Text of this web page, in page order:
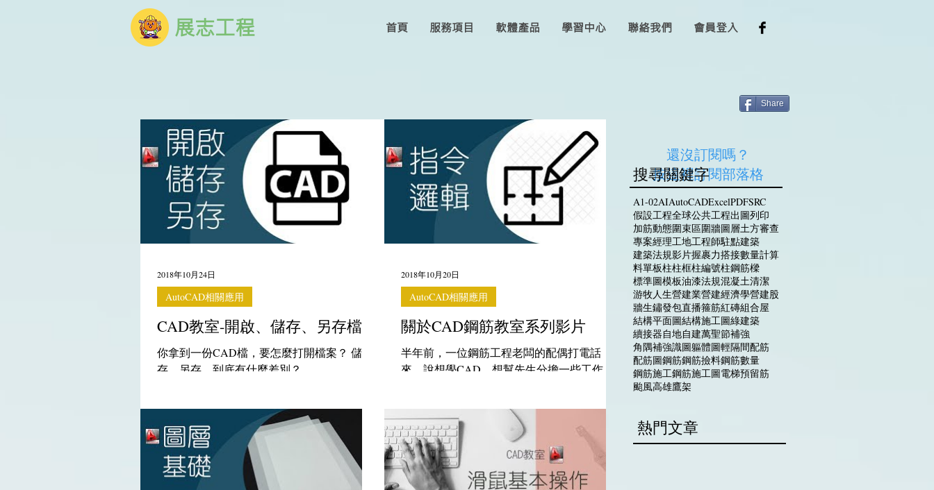
展志工程 首頁 服務項目 軟體產品 學習中心 聯絡我們 會員登入
Share
CAD教室-開啟、儲存、另存檔案
你拿到一份CAD檔，要怎麼打開檔案？ 儲
存、另存，到底有什麼差別？
AutoCAD相關應用
2018年10月24日
關於CAD鋼筋教室系列影片
半年前，一位鋼筋工程老闆的配偶打電話
來，說想學CAD，想幫先生分擔一些工作。
解一下。大概兩個月前，她再打電話來說，
她其實只需要很基礎的CAD知識，但外面補
習班教的範圍太廣。...
AutoCAD相關應用
2018年10月20日
還沒訂閱嗎？
​按這裡訂閱部落格
搜尋關鍵字
A1-02AIAutoCADExcelPDFSRC
假設工程全球公共工程出圖列印
加筋動態圍束區圍牆圖層土方審查
專案經理工地工程師駐點建築
建築法規影片握裹力搭接數量計算
料單板柱柱框柱編號柱鋼筋樑
標準圖模板油漆法規混凝土清潔
游牧人生營建業營建經濟學營建股
牆生鏽發包直播箍筋紅磚組合屋
結構平面圖結構施工圖綠建築
續接器自地自建萬聖節補強
角隅補強識圖軀體圖輕隔間配筋
配筋圖鋼筋鋼筋撿料鋼筋數量
鋼筋施工鋼筋施工圖電梯預留筋
颱風高雄鷹架
​熱門文章